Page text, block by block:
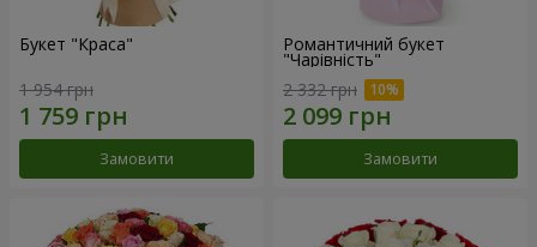
Букет "Краса"
1 954 грн
Замовити
Романтичний букет
"Чарівність"
2 332 грн
Замовити